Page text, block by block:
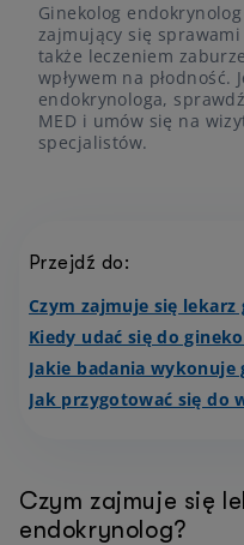
Ginekolog
zajmujący się
także leczeniem
wpływem na płodność.
endokrynologa,
MED i umów się na
specjalistów.
Przejdź do:
Czym zajmuje się
Kiedy udać się do
Jakie badania
Jak przygotować się do
Czym zajmuje się
endokrynolog?